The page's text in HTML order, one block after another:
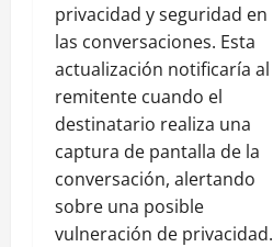
privacidad y seguridad en
las conversaciones. Esta
actualización notificaría al
remitente cuando el
destinatario realiza una
captura de pantalla de la
conversación, alertando
sobre una posible
vulneración de privacidad.